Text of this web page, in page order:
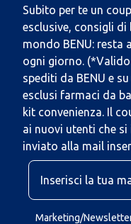
Subito per te un
esclusive, consigli di
mondo BENU: resta
ogni giorno.
spediti da BENU e
esclusi farmaci da
kit convenienza. Il
ai nuovi utenti che
inviato alla mail
Marketing/